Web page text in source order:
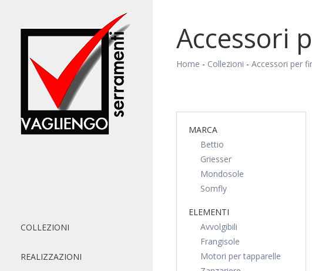
COLLEZIONI
REALIZZAZIONI
Accessori
Home - Collezioni - Accessori per
MARCA
Bettio
Griesser
Mondosole
Somfly
ELEMENTI
Avvolgibili
Frangisole
Motori per tapparelle